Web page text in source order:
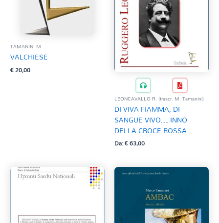
TAMANINI M.
VALCHIESE
€20,00
LEONCAVALLO R. (trascr. M. Tamanini)
DI VIVA FIAMMA, DI
SANGUE VIVO… INNO
DELLA CROCE ROSSA
Da:€63,00